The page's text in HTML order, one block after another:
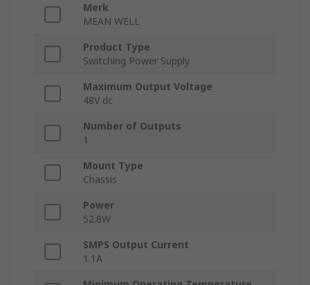
Merk
MEAN WELL
Product Type
Switching Power Supply
Maximum Output Voltage
48V dc
Number of Outputs
1
Mount Type
Chassis
Power
52.8W
SMPS Output Current
1.1A